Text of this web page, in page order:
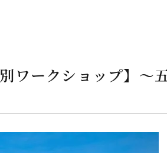
ワークショップ】